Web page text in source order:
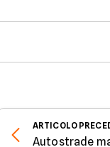
ARTICOLO